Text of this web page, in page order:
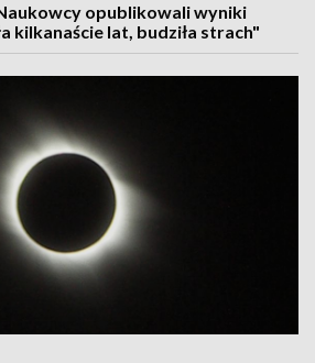
opublikowali wyniki
kilkanaście lat, budziła strach"